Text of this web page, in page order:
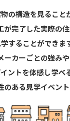
の構造を見ること
が完了した実際の
することができま
ーカーごとの強み
ントを体感し学べ
のある見学イベント